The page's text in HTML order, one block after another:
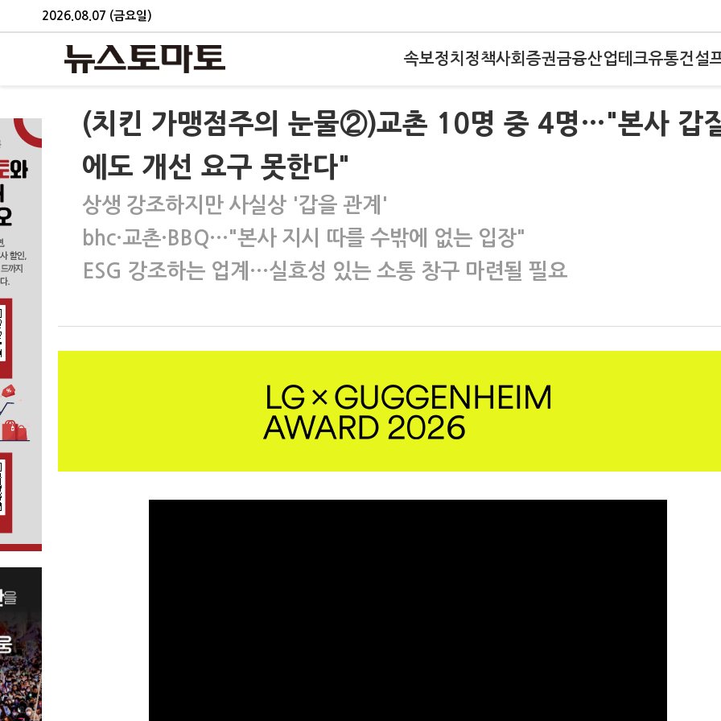
2026.08.07 (금요일)
속보정치 정책사회 증권금융산업테크유통건설
(치킨 가맹점주의 눈물②)교촌 10명 중 4명…"본사 갑
에도 개선 요구 못한다"
상생 강조하지만 사실상 '갑을 관계'
bhc·교촌·BBQ…"본사 지시 따를 수밖에 없는 입장"
ESG 강조하는 업계…실효성 있는 소통 창구 마련될 필요